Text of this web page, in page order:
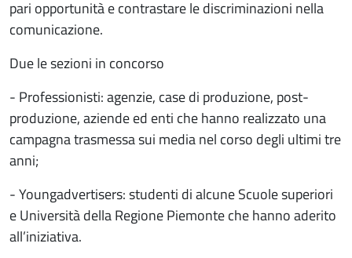
pari opportunità e contrastare le discriminazioni nella
comunicazione.
Due le sezioni in concorso
- Professionisti: agenzie, case di produzione, post-
produzione, aziende ed enti che hanno realizzato una
campagna trasmessa sui media nel corso degli ultimi tre
anni;
- Youngadvertisers: studenti di alcune Scuole superiori
e Università della Regione Piemonte che hanno aderito
all’iniziativa.